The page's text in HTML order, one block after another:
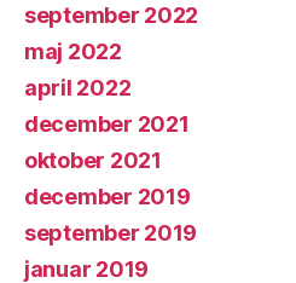
september 2022
maj 2022
april 2022
december 2021
oktober 2021
december 2019
september 2019
januar 2019